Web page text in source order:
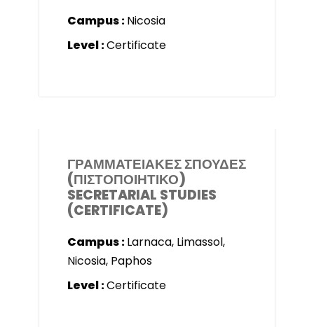
Campus :Nicosia
Level :Certificate
ΓΡΑΜΜΑΤΕΙΑΚΕΣ ΣΠΟΥΔΕΣ
(ΠΙΣΤΟΠΟΙΗΤΙΚΟ)
SECRETARIAL STUDIES
(CERTIFICATE)
Campus :Larnaca, Limassol,
Nicosia, Paphos
Level :Certificate